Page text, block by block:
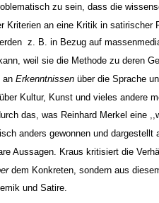
zu sein, dass die
Kriterien an eine Kritik in satirischer
z. B. in Bezug auf
weil sie die Methode zu deren
anErkenntnissen über die Sprache
Kultur, Kunst und vieles andere
das, was Reinhard Merkel eine
anders gewonnen und dargestellt
Aussagen. Kraus kritisiert die
dem Konkreten, sondern aus
und Satire.